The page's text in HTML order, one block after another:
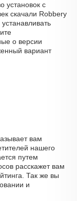
установок с
скачали Robbery
о версии
вариант
вам
нашего
путем
расскажет вам
Так же вы
и